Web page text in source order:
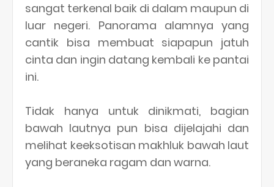
sangat terkenal baik di dalam maupun di
luar negeri. Panorama alamnya yang
cantik bisa membuat siapapun jatuh
cinta dan ingin datang kembali ke pantai
ini.
Tidak hanya untuk dinikmati, bagian
bawah lautnya pun bisa dijelajahi dan
melihat keeksotisan makhluk bawah laut
yang beraneka ragam dan warna.